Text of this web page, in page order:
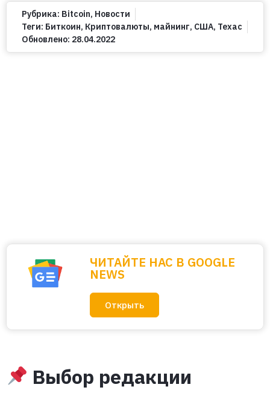
Рубрика: Bitcoin, Новости
Теги: Биткоин, Криптовалюты, майнинг, США, Техас
Обновлено: 28.04.2022
ЧИТАЙТЕ НАС В GOOGLE
NEWS
Открыть
Выбор редакции